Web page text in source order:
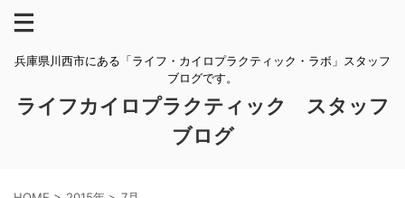
兵庫県川西市にある「ライフ・カイロプラクティック・ラボ」スタッフ
ブログです。
ライフカイロプラクティック スタッフ
ブログ